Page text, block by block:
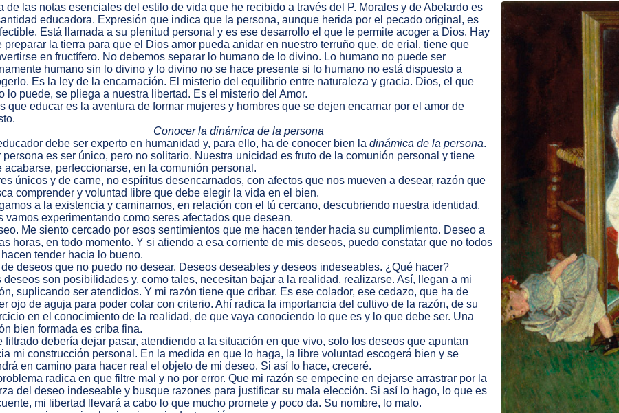
de las notas esenciales del estilo de vida que he recibido a través del P. Morales y de Abelardo es
educadora. Expresión que indica que la persona, aunque herida por el pecado original, es
Está llamada a su plenitud personal y es ese desarrollo el que le permite acoger a Dios. Hay
preparar la tierra para que el Dios amor pueda anidar en nuestro terruño que, de erial, tiene que
en fructífero. No debemos separar lo humano de lo divino. Lo humano no puede ser
humano sin lo divino y lo divino no se hace presente si lo humano no está dispuesto a
Es la ley de la encarnación. El misterio del equilibrio entre naturaleza y gracia. Dios, el que
lo puede, se pliega a nuestra libertad. Es el misterio del Amor.
que educar es la aventura de formar mujeres y hombres que se dejen encarnar por el amor de
Conocer la dinámica de la persona
debe ser experto en humanidad y, para ello, ha de conocer bien la dinámica de la persona.
persona es ser único, pero no solitario. Nuestra unicidad es fruto de la comunión personal y tiene
acabarse, perfeccionarse, en la comunión personal.
únicos y de carne, no espíritus desencarnados, con afectos que nos mueven a desear, razón que
comprender y voluntad libre que debe elegir la vida en el bien.
a la existencia y caminamos, en relación con el tú cercano, descubriendo nuestra identidad.
vamos experimentando como seres afectados que desean.
Me siento cercado por esos sentimientos que me hacen tender hacia su cumplimiento. Deseo a
horas, en todo momento. Y si atiendo a esa corriente de mis deseos, puedo constatar que no todos
tender hacia lo bueno.
deseos que no puedo no desear. Deseos deseables y deseos indeseables. ¿Qué hacer?
deseos son posibilidades y, como tales, necesitan bajar a la realidad, realizarse. Así, llegan a mi
suplicando ser atendidos. Y mi razón tiene que cribar. Es ese colador, ese cedazo, que ha de
ojo de aguja para poder colar con criterio. Ahí radica la importancia del cultivo de la razón, de su
en el conocimiento de la realidad, de que vaya conociendo lo que es y lo que debe ser. Una
bien formada es criba fina.
filtrado debería dejar pasar, atendiendo a la situación en que vivo, solo los deseos que apuntan
mi construcción personal. En la medida en que lo haga, la libre voluntad escogerá bien y se
en camino para hacer real el objeto de mi deseo. Si así lo hace, creceré.
radica en que filtre mal y no por error. Que mi razón se empecine en dejarse arrastrar por la
del deseo indeseable y busque razones para justificar su mala elección. Si así lo hago, lo que es
mi libertad llevará a cabo lo que mucho promete y poco da. Su nombre, lo malo.